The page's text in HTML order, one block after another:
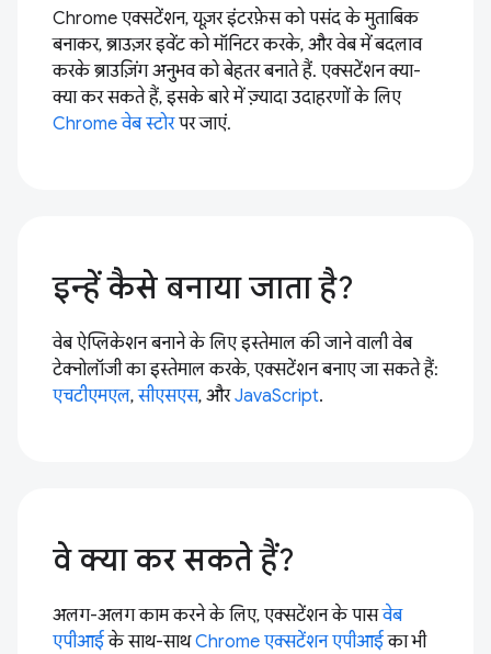
Chrome एक्सटेंशन, यूज़र इंटरफ़ेस को पसंद के मुताबिक
बनाकर, ब्राउज़र इवेंट को मॉनिटर करके, और वेब में बदलाव
करके ब्राउज़िंग अनुभव को बेहतर बनाते हैं. एक्सटेंशन क्या-
क्या कर सकते हैं, इसके बारे में ज़्यादा उदाहरणों के लिए
Chrome वेब स्टोरपर जाएं.
इन्हें कैसे बनाया जाता है?
वेब ऐप्लिकेशन बनाने के लिए इस्तेमाल की जाने वाली वेब
टेक्नोलॉजी का इस्तेमाल करके, एक्सटेंशन बनाए जा सकते हैं:
एचटीएमएल,सीएसएस, औरJavaScript.
वे क्या कर सकते हैं?
अलग-अलग काम करने के लिए, एक्सटेंशन के पासवेब
एपीआईके साथ-साथChrome एक्सटेंशन एपीआईका भी